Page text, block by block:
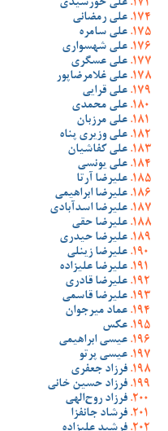
علی خورشیدی
علی رمضانی
علی سامره
علی شهسواری
علی عسگری
علی غلامرضاپور
علی قرایی
علی محمدی
علی مرزبان
علی وزیری پناه
علی کفاشیان
علی یونسی
علیرضا آرتا
علیرضا ابراهیمی
علیرضا اسدآبادی
علیرضا حقی
علیرضا حیدری
علیرضا زینلی
علیرضا علیزاده
علیرضا قادری
علیرضا قاسمی
عماد میرجوان
عکس
عیسی ابراهیمی
عیسی پرتو
فرزاد جعفری
فرزاد حسین خانی
فرزاد روح‌الهی
فرشاد جانفزا